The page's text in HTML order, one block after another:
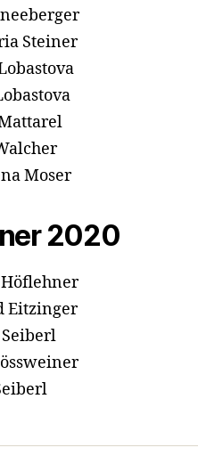
Steiner
Moser
2020
Eitzinger